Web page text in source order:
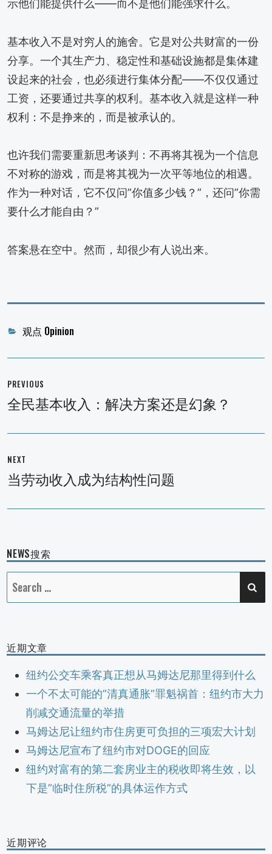
示他们能提供什么——而不是他们能强求什么。
基本收入不是对穷人的施舍。它是对公共财富的一份
分享。一个其生产力、稳定性和基础设施都是集体建
设起来的社会，也必须进行集体分配——不仅仅通过
工资，还要通过共享的权利。基本收入就是这样一种
权利：不是挣来的，而是被承认的。
也许我们需要重新思考谈判：不再将其视为一个信息
不对称的游戏，而是将其视为一次平等地位的相遇。
作为一种对话，它不仅问”你值多少钱？”，还问”你需
要什么才能自由？”
答案悬在空中。然而，却很少有人说出来。
Categories
观点 Opinion
章
导
PREVIOUS
Previous
全民基本收入：解决方案还是幻象？
NEXT
Next
当劳动收入成为结构性问题
NEWS搜索
Search
for:
近期文章
纽约公交车乘客真正想从马姆达尼那里得到什么
一个不太可能的”清真通胀”罪魁祸首：纽约市大力
削减交通流量的举措
马姆达尼让纽约市住房更可负担的三项宏大计划
马姆达尼宣布了纽约市对DOGE的回应
纽约对富有的第二套房业主的税收即将生效，以
下是”临时住所税”的具体运作方式
近期评论